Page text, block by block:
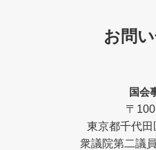
お問
国会
〒
東京都千代
衆議院第二議